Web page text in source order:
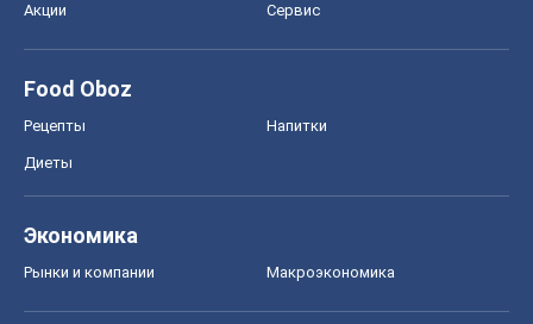
Акции Сервис
Food Oboz
Рецепты Напитки
Диеты
Экономика
Рынки и компании Mакроэкономика